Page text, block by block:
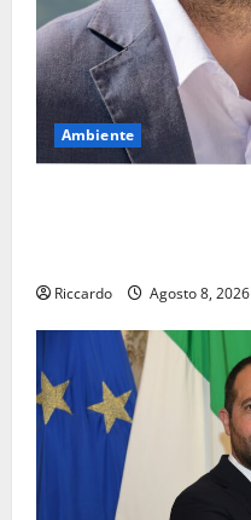
Ambiente
Riccardo Agosto 8, 2026